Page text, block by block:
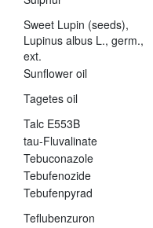
Sweet Lupin (seeds),
Lupinus albus L., germ.,
ext.
Sunflower oil
Tagetes oil
Talc E553B
tau-Fluvalinate
Tebuconazole
Tebufenozide
Tebufenpyrad
Teflubenzuron